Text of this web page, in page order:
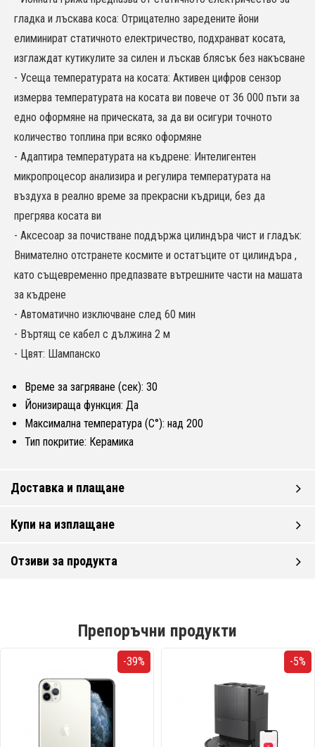
гладка и лъскава коса: Отрицателно заредените йони
елиминират статичното електричество, подхранват косата,
изглаждат кутикулите за силен и лъскав блясък без накъсване
- Усеща температурата на косата: Активен цифров сензор
измерва температурата на косата ви повече от 36 000 пъти за
едно оформяне на прическата, за да ви осигури точното
количество топлина при всяко оформяне
- Адаптира температурата на къдрене: Интелигентен
микропроцесор анализира и регулира температурата на
въздуха в реално време за прекрасни къдрици, без да
прегрява косата ви
- Аксесоар за почистване поддържа цилиндъра чист и гладък:
Внимателно отстранете космите и остатъците от цилиндъра ,
като същевременно предпазвате вътрешните части на машата
за къдрене
- Автоматично изключване след 60 мин
- Въртящ се кабел с дължина 2 м
- Цвят: Шампанско
Време за загряване (сек): 30
Йонизираща функция: Да
Максимална температура (C°): над 200
Тип покритие: Керамика
Доставка и плащане
Купи на изплащане
Отзиви за продукта
Препоръчни продукти
-39% -5%